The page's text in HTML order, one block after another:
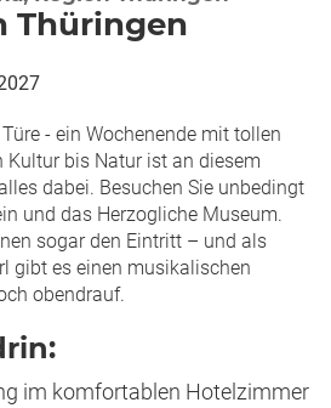
Thüringen
- ein Wochenende mit tollen
Kultur bis Natur ist an diesem
dabei. Besuchen Sie unbedingt
und das Herzogliche Museum.
sogar den Eintritt – und als
gibt es einen musikalischen
obendrauf.
im komfortablen Hotelzimmer